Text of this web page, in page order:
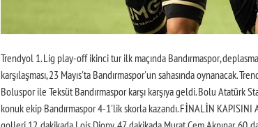
Trendyol 1. Lig play-off ikinci tur ilk maçında Bandırmaspor,
karşılaşması, 23 Mayıs'ta Bandırmaspor'un sahasında oynanacak.
Boluspor ile Teksüt Bandırmaspor karşı karşıya geldi. Bolu Atatürk
konuk ekip Bandırmaspor 4-1'lik skorla kazandı. FİNALİN